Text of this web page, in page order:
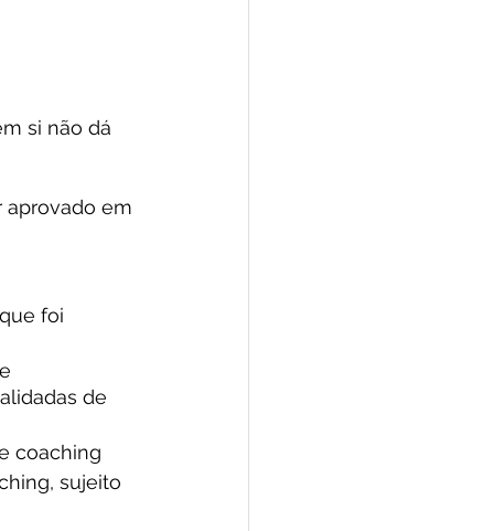
si não dá
aprovado em
foi
de
coaching
sujeito